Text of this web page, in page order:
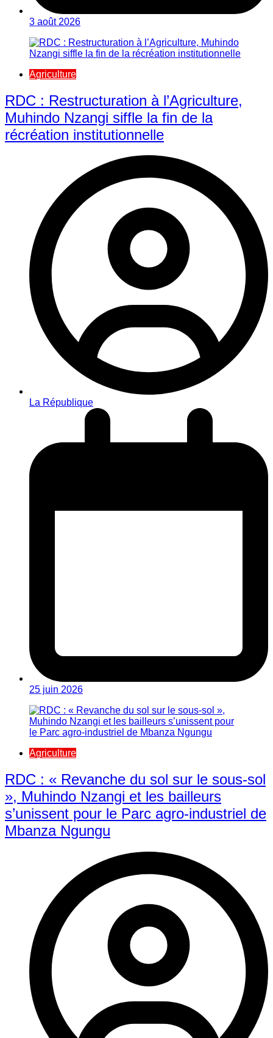
3 août 2026
Agriculture
RDC : Restructuration à l’Agriculture,
Muhindo Nzangi siffle la fin de la
récréation institutionnelle
La République
25 juin 2026
Agriculture
RDC : « Revanche du sol sur le sous-sol
», Muhindo Nzangi et les bailleurs
s’unissent pour le Parc agro-industriel de
Mbanza Ngungu